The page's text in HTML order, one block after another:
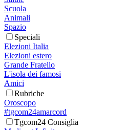
Scuola
Animali
Spazio
Speciali
Elezioni Italia
Elezioni estero
Grande Fratello
L'isola dei famosi
Amici
Rubriche
Oroscopo
#tgcom24amarcord
Tgcom24 Consiglia